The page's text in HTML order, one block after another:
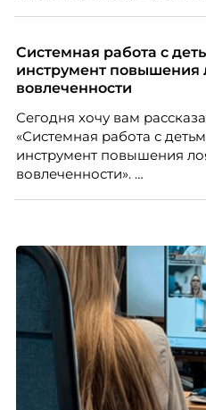
структуры компании. Для
означают потерю
рынка становятся
нередко превращаются в
негативно влияет HR-
Системная работа с
инструмент повышения
вовлеченности
Сегодня хочу вам
«Системная работа с
инструмент повышения
вовлеченности».